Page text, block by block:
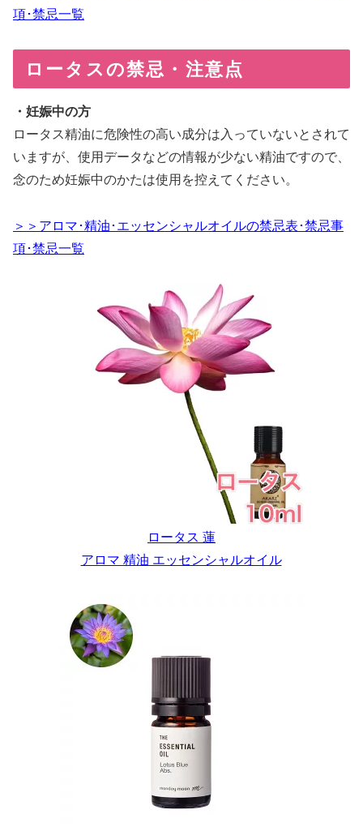
項･禁忌一覧
ロータスの禁忌・注意点
・妊娠中の方
ロータス精油に危険性の高い成分は入っていないとされて
いますが、使用データなどの情報が少ない精油ですので、
念のため妊娠中のかたは使用を控えてください。
＞＞アロマ･精油･エッセンシャルオイルの禁忌表･禁忌事
項･禁忌一覧
ロータス 蓮
アロマ 精油 エッセンシャルオイル